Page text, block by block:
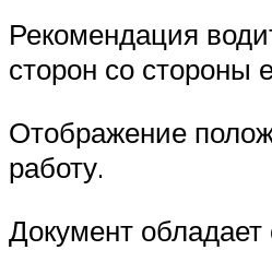
Рекомендация
сторон со стороны
Отображение
работу.
Документ обладает